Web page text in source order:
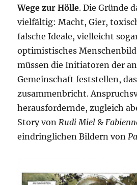
Wege zur Hölle. Die Gründe
vielfältig: Macht, Gier,
falsche Ideale, vielleicht
optimistisches
müssen die Initiatoren der
Gemeinschaft feststellen,
zusammenbricht.
herausfordernde, zugleich
Story von Rudi Miel &
eindringlichen Bildern von